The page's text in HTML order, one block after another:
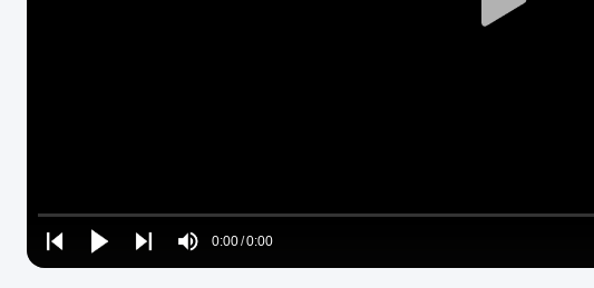
Play
Play
Play
Play
Mute0:00/0:00
Loaded:
0%